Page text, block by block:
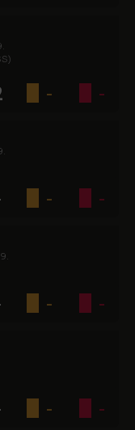
- -
- -
- -
- -